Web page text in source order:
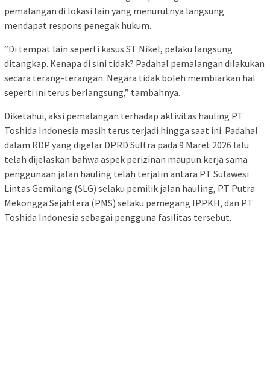
pemalangan di lokasi lain yang menurutnya langsung
mendapat respons penegak hukum.
“Di tempat lain seperti kasus ST Nikel, pelaku langsung
ditangkap. Kenapa di sini tidak? Padahal pemalangan dilakukan
secara terang-terangan. Negara tidak boleh membiarkan hal
seperti ini terus berlangsung,” tambahnya.
Diketahui, aksi pemalangan terhadap aktivitas hauling PT
Toshida Indonesia masih terus terjadi hingga saat ini. Padahal
dalam RDP yang digelar DPRD Sultra pada 9 Maret 2026 lalu
telah dijelaskan bahwa aspek perizinan maupun kerja sama
penggunaan jalan hauling telah terjalin antara PT Sulawesi
Lintas Gemilang (SLG) selaku pemilik jalan hauling, PT Putra
Mekongga Sejahtera (PMS) selaku pemegang IPPKH, dan PT
Toshida Indonesia sebagai pengguna fasilitas tersebut.